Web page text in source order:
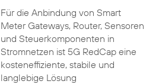
Für die Anbindung von Smart
Meter Gateways, Router, Sensoren
und Steuerkomponenten in
Stromnetzen ist 5G RedCap eine
kosteneffiziente, stabile und
langlebige Lösung